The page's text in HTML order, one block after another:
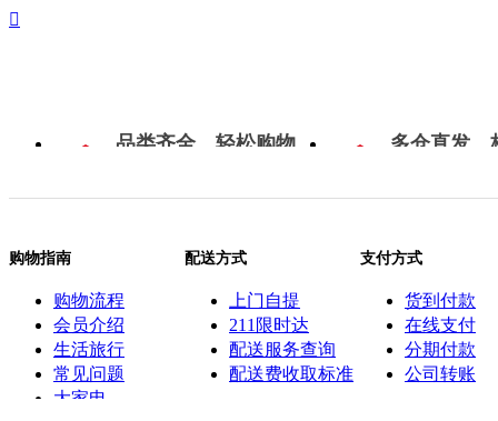

品类齐全，轻松购物 多仓直发，
购物指南
购物流程
会员介绍
生活旅行
常见问题
大家电
配送方式
上门自提
211限时达
配送服务查询
配送费收取标准
支付方式
货到付款
在线支付
分期付款
公司转账